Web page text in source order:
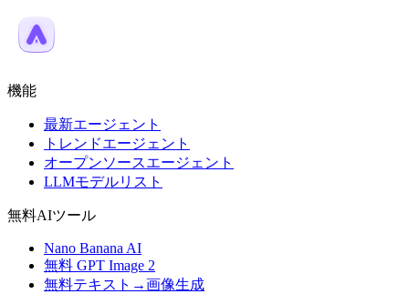
機能
最新エージェント
トレンドエージェント
オープンソースエージェント
LLMモデルリスト
無料AIツール
Nano Banana AI
無料 GPT Image 2
無料テキスト→画像生成